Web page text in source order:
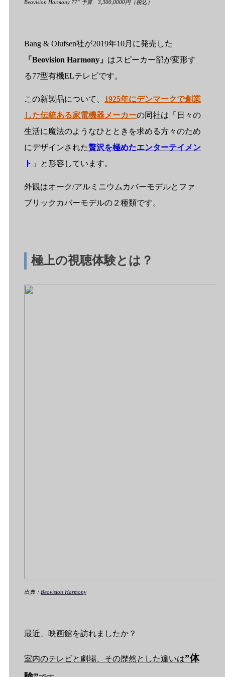
Beovision Harmony 77″ 予算 3,300,0000円（税込）
Bang & Olufsen社が2019年10月に発売した
「Beovision Harmony」 はスピーカー部が変形す
る77型有機ELテレビです。
この新製品について、 1925年にデンマークで創業
した伝統ある家電機器メーカーの同社は「日々の
生活に魔法のようなひとときを求める方々のため
にデザインされた贅沢を極めたエンターテイメン
ト 」と形容しています。
外観はオーク/アルミニウムカバーモデルとファ
ブリックカバーモデルの２種類です。
極上の視聴体験とは？
出典： Beovision Harmony
最近、映画館を訪れましたか？
室内のテレビと劇場、その歴然とした違いは”体